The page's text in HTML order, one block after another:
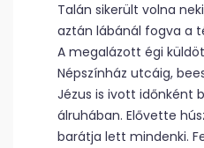
Talán sikerült volna
aztán lábánál fogva a
A megalázott égi
Népszínház utcáig,
Jézus is ivott időnként
álruhában. Elővette
barátja lett mindenki.